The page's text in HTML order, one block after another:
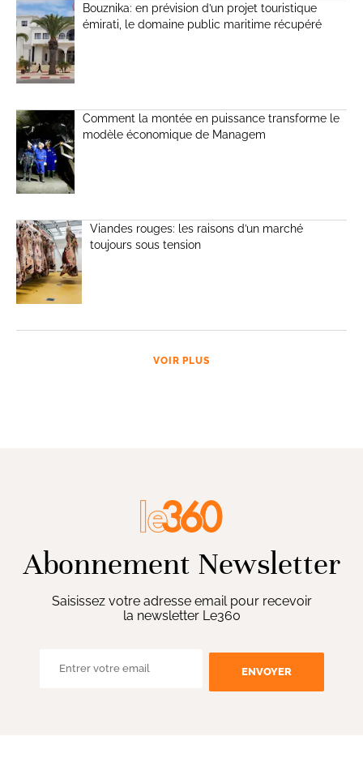
Bouznika: en prévision d’un projet touristique
émirati, le domaine public maritime récupéré
Comment la montée en puissance transforme le
modèle économique de Managem
Viandes rouges: les raisons d’un marché
toujours sous tension
VOIR PLUS
Abonnement Newsletter
Saisissez votre adresse email pour recevoir
la newsletter Le360
ENVOYER